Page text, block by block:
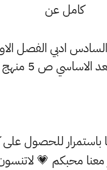
كامل عن
ادبي الفصل الاول
منهج 2021
للحصول على كل
💗 لاتنسون